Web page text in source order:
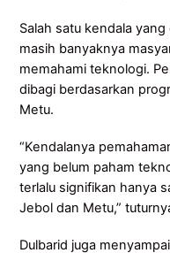
Salah satu kendala
masih banyaknya
memahami teknologi.
dibagi berdasarkan
Metu.
“Kendalanya
yang belum paham
terlalu signifikan hanya
Jebol dan Metu,”
Dulbarid juga